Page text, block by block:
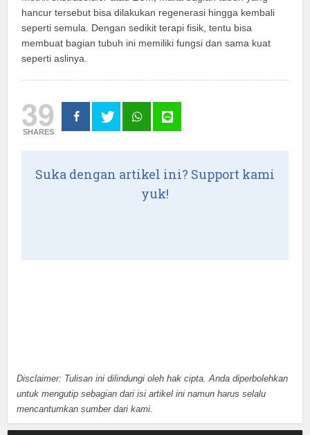
hancur tersebut bisa dilakukan regenerasi hingga kembali
seperti semula. Dengan sedikit terapi fisik, tentu bisa
membuat bagian tubuh ini memiliki fungsi dan sama kuat
seperti aslinya.
39
SHARES
Suka dengan artikel ini? Support kami
yuk!
Disclaimer: Tulisan ini dilindungi oleh hak cipta. Anda diperbolehkan
untuk mengutip sebagian dari isi artikel ini namun harus selalu
mencantumkan sumber dari kami.